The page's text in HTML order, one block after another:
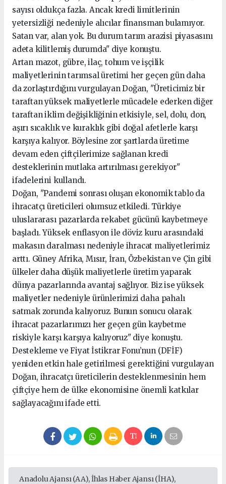
sayısı oldukça fazla. Ancak kredi limitlerinin
yetersizliği nedeniyle alıcılar finansman bulamıyor.
Satan var, alan yok. Bu durum tarım arazisi piyasasını
adeta kilitlemiş durumda" diye konuştu.
Artan mazot, gübre, ilaç, tohum ve işçilik
maliyetlerinin tarımsal üretimi her geçen gün daha
da zorlaştırdığını vurgulayan Doğan, "Üreticimiz bir
taraftan yüksek maliyetlerle mücadele ederken diğer
taraftan iklim değişikliğinin etkisiyle, sel, dolu, don,
aşırı sıcaklık ve kuraklık gibi doğal afetlerle karşı
karşıya kalıyor. Böylesine zor şartlarda üretime
devam eden çiftçilerimize sağlanan kredi
desteklerinin mutlaka artırılması gerekiyor"
ifadelerini kullandı.
Doğan, "Pandemi sonrası oluşan ekonomik tablo da
ihracatçı üreticileri olumsuz etkiledi. Türkiye
uluslararası pazarlarda rekabet gücünü kaybetmeye
başladı. Yüksek enflasyon ile döviz kuru arasındaki
makasın daralması nedeniyle ihracat maliyetlerimiz
arttı. Güney Afrika, Mısır, İran, Özbekistan ve Çin gibi
ülkeler daha düşük maliyetlerle üretim yaparak
dünya pazarlarında avantaj sağlıyor. Biz ise yüksek
maliyetler nedeniyle ürünlerimizi daha pahalı
satmak zorunda kalıyoruz. Bunun sonucu olarak
ihracat pazarlarımızı her geçen gün kaybetme
riskiyle karşı karşıya kalıyoruz" diye konuştu.
Destekleme ve Fiyat İstikrar Fonu’nun (DFİF)
yeniden etkin hale getirilmesi gerektiğini vurgulayan
Doğan, ihracatçı üreticilerin desteklenmesinin hem
çiftçiye hem de ülke ekonomisine önemli katkılar
sağlayacağını ifade etti.
Anadolu Ajansı (AA), İhlas Haber Ajansı (İHA),